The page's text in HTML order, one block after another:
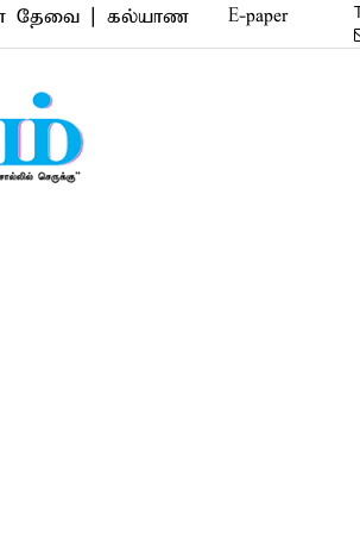
| கல்யாண வரன் | மருத்துவம் |
E-paper